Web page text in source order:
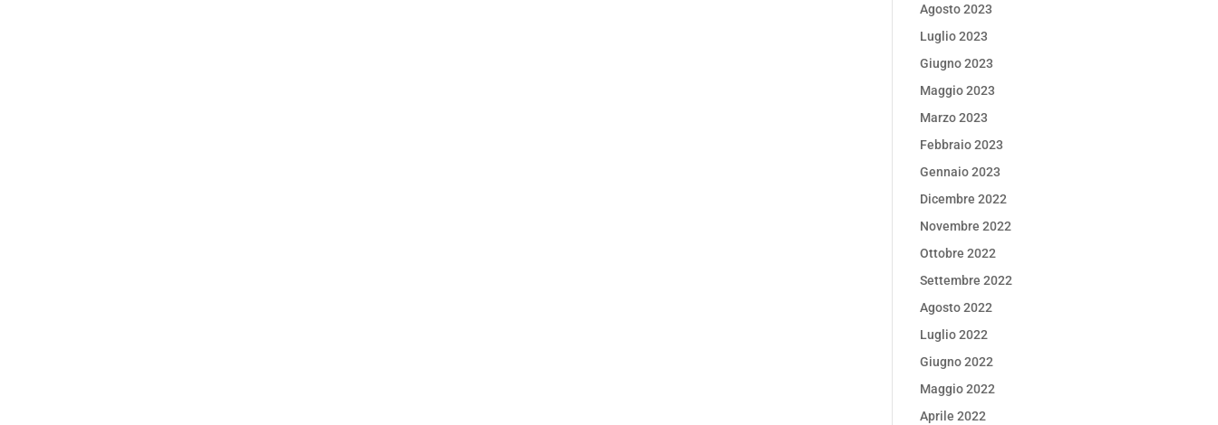
Agosto 2023
Luglio 2023
Giugno 2023
Maggio 2023
Marzo 2023
Febbraio 2023
Gennaio 2023
Dicembre 2022
Novembre 2022
Ottobre 2022
Settembre 2022
Agosto 2022
Luglio 2022
Giugno 2022
Maggio 2022
Aprile 2022